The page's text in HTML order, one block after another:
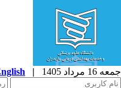
مرداد 1405 |
English